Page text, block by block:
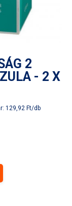
2
- 2 X
129,92 Ft/db